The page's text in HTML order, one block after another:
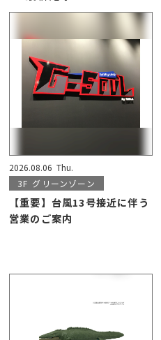
2026.08.06 Thu.
3F グリーンゾーン
【重要】台風13号接近に伴う
営業のご案内